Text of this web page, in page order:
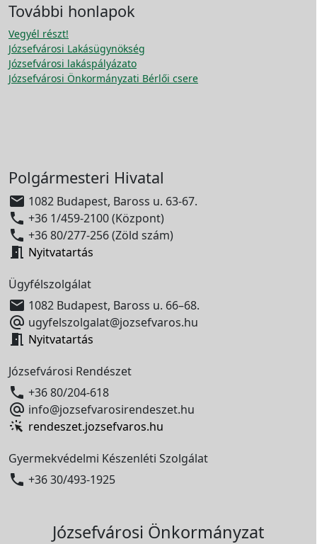
További honlapok
Vegyél részt!
Józsefvárosi Lakásügynökség
Józsefvárosi lakáspályázato
Józsefvárosi Önkormányzati Bérlői csere
Polgármesteri Hivatal
 1082 Budapest, Baross u. 63-67.
 +36 1/459-2100 (Központ)
 +36 80/277-256 (Zöld szám)
 Nyitvatartás
Ügyfélszolgálat
 1082 Budapest, Baross u. 66–68.
 ugyfelszolgalat@jozsefvaros.hu
 Nyitvatartás
Józsefvárosi Rendészet
 +36 80/204-618
 info@jozsefvarosirendeszet.hu
rendeszet.jozsefvaros.hu
Gyermekvédelmi Készenléti Szolgálat
 +36 30/493-1925
Józsefvárosi Önkormányzat